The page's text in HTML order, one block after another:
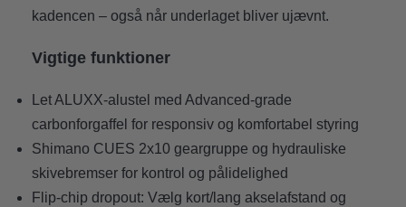
kadencen – også når underlaget bliver ujævnt.
Vigtige funktioner
Let ALUXX-alustel med Advanced-grade
carbonforgaffel for responsiv og komfortabel styring
Shimano CUES 2x10 geargruppe og hydrauliske
skivebremser for kontrol og pålidelighed
Flip-chip dropout: Vælg kort/lang akselafstand og